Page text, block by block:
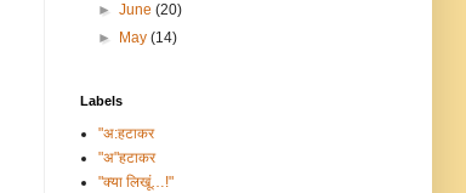
►June(20)
►
May(14)
Labels
"अ:हटाकर
"अ"हटाकर
"क्या लिखूं…!"